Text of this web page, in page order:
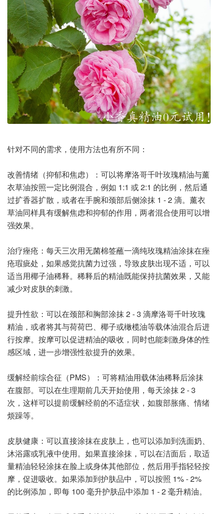
针对不同的需求，使用方法也有所不同：
改善情绪（抑郁和焦虑）：可以将摩洛哥千叶玫瑰精油与薰
衣草油按照一定比例混合，例如 1:1 或 2:1 的比例，然后通
过扩香器扩散，或者在手腕和颈部后侧涂抹 1 - 2 滴。薰衣
草油同样具有缓解焦虑和抑郁的作用，两者混合使用可以增
强效果。
治疗痤疮：每天三次用无菌棉签蘸一滴纯玫瑰精油涂抹在痤
疮瑕疵处，如果感觉抗菌力过强，导致皮肤出现不适，可以
适当用椰子油稀释。稀释后的精油既能保持抗菌效果，又能
减少对皮肤的刺激。
提升性欲：可以在颈部和胸部涂抹 2 - 3 滴摩洛哥千叶玫瑰
精油，或者将其与荷荷巴、椰子或橄榄油等载体油混合后进
行按摩。按摩可以促进精油的吸收，同时也能刺激身体的性
感区域，进一步增强性欲提升的效果。
缓解经前综合征（PMS）：可将精油用载体油稀释后涂抹
在腹部。可以在生理期前几天开始使用，每天涂抹 2 - 3
次，这样可以提前缓解经前的不适症状，如腹部胀痛、情绪
烦躁等。
皮肤健康：可以直接涂抹在皮肤上，也可以添加到洗面奶、
沐浴露或乳液中使用。如果直接涂抹，可以在洁面后，取适
量精油轻轻涂抹在脸上或身体其他部位，然后用手指轻轻按
摩，促进吸收。如果添加到护肤品中，可以按照 1% - 2%
的比例添加，即每 100 毫升护肤品中添加 1 - 2 毫升精油。